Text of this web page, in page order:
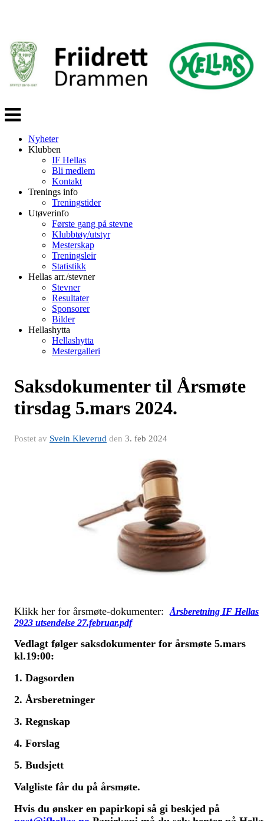
Veksle
navigasjon
Nyheter
Klubben
IF Hellas
Bli medlem
Kontakt
Trenings info
Treningstider
Utøverinfo
Første gang på stevne
Klubbtøy/utstyr
Mesterskap
Treningsleir
Statistikk
Hellas arr./stevner
Stevner
Resultater
Sponsorer
Bilder
Hellashytta
Hellashytta
Mestergalleri
Saksdokumenter til Årsmøte
tirsdag 5.mars 2024.
Postet av Svein Kleverud den 3. feb 2024
Klikk her for årsmøte-dokumenter: Årsberetning IF Hellas
2923 utsendelse 27.februar.pdf
Vedlagt følger saksdokumenter for årsmøte 5.mars
kl.19:00:
1. Dagsorden
2. Årsberetninger
3. Regnskap
4. Forslag
5. Budsjett
Valgliste får du på årsmøte.
Hvis du ønsker en papirkopi så gi beskjed på